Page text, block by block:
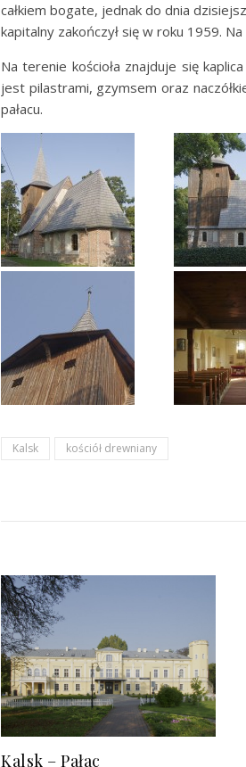
całkiem bogate, jednak do dnia
kapitalny zakończył się w roku 1959.
Na terenie kościoła znajduje się
jest pilastrami, gzymsem oraz
pałacu.
Kalsk kościół drewniany
Kalsk – Pałac